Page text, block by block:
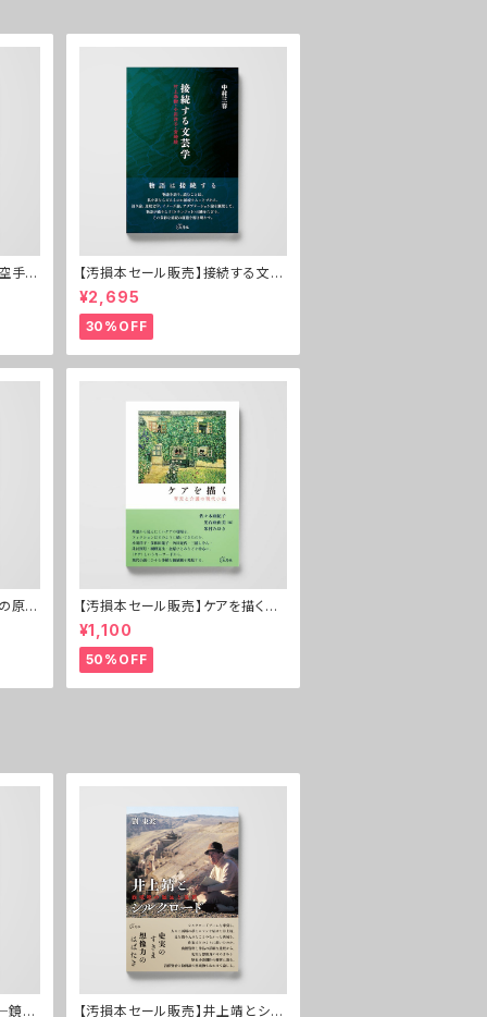
手─
【汚損本セール販売】接続する文芸
学──村上春樹・小川洋子・宮崎
駿
¥2,695
30%OFF
原郷
【汚損本セール販売】ケアを描く─
─育児と介護の現代小説
¥1,100
50%OFF
鏡の
【汚損本セール販売】井上靖とシル